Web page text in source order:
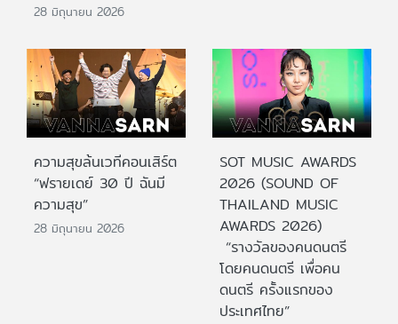
28 มิถุนายน 2026
ความสุขล้นเวทีคอนเสิร์ต
“ฟรายเดย์ 30 ปี ฉันมี
ความสุข”
28 มิถุนายน 2026
SOT MUSIC AWARDS
2026 (SOUND OF
THAILAND MUSIC
AWARDS 2026)
“รางวัลของคนดนตรี
โดยคนดนตรี เพื่อคน
ดนตรี ครั้งแรกของ
ประเทศไทย”